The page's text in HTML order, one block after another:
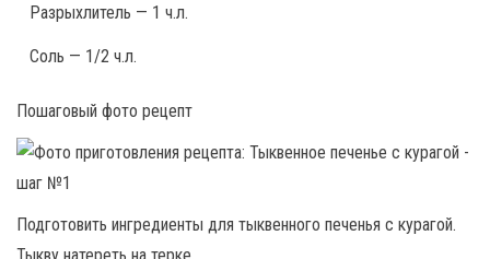
Разрыхлитель — 1 ч.л.
Соль — 1/2 ч.л.
Пошаговый фото рецепт
Подготовить ингредиенты для тыквенного печенья с курагой.